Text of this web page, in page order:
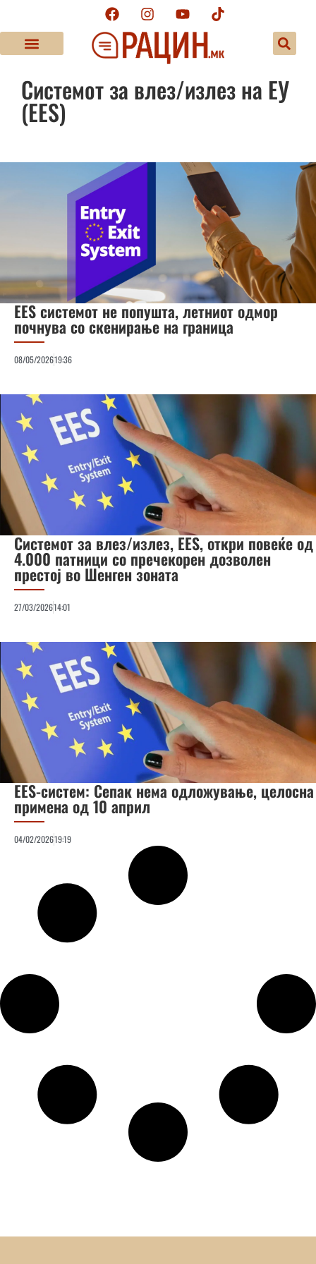
Системот за влез/излез на ЕУ
(EES)
EES системот не попушта, летниот одмор
почнува со скенирање на граница
08/05/202619:36
Системот за влез/излез, EES, откри повеќе од
4.000 патници со пречекорен дозволен
престој во Шенген зоната
27/03/202614:01
EES-систем: Сепак нема одложување, целосна
примена од 10 април
04/02/202619:19